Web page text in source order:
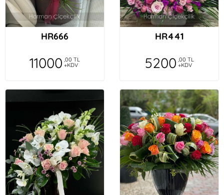
HR666
11000 ,00 TL
+KDV
HR441
5200 ,00 TL
+KDV